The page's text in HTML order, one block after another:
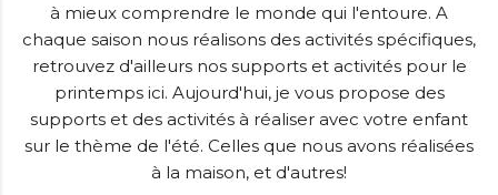
à mieux comprendre le monde qui l'entoure. A
chaque saison nous réalisons des activités spécifiques,
retrouvez d'ailleurs nos supports et activités pour le
printemps ici. Aujourd'hui, je vous propose des
supports et des activités à réaliser avec votre enfant
sur le thème de l'été. Celles que nous avons réalisées
à la maison, et d'autres!